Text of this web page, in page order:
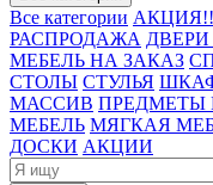
Все категории
РАСПРОДАЖА
МЕБЕЛЬ НА ЗАКАЗ
СТОЛЫ СТУЛЬЯ
МАССИВ ПРЕДМЕТЫ
МЕБЕЛЬ МЯГКАЯ
ДОСКИ АКЦИИ